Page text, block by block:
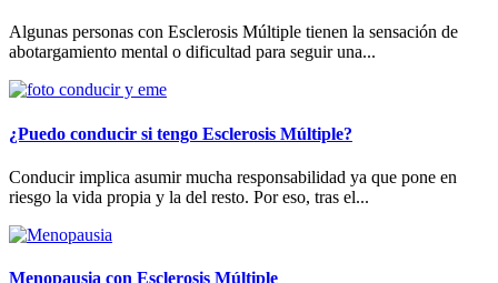
Algunas personas con Esclerosis Múltiple tienen la sensación de
abotargamiento mental o dificultad para seguir una...
¿Puedo conducir si tengo Esclerosis Múltiple?
Conducir implica asumir mucha responsabilidad ya que pone en
riesgo la vida propia y la del resto. Por eso, tras el...
Menopausia con Esclerosis Múltiple